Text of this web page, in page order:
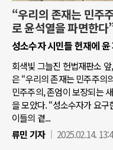
“우리의 존재는 민주
로 윤석열을 파면한다
성소수자 시민들 헌재에
회색빛 그늘진 헌법재판소
은 “우리의 존재는 민주주의
민주주의, 존엄이 보장되는
을 모았다. “성소수자가 요
이들의 곁...
류민 기자
2025.02.14.